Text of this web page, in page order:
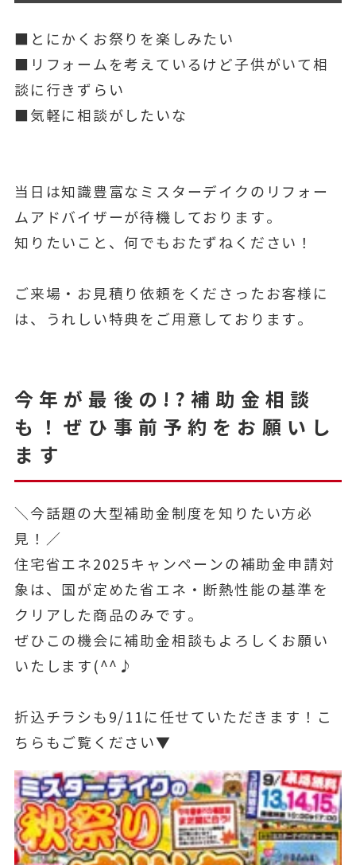
■とにかくお祭りを楽しみたい
■リフォームを考えているけど子供がいて相
談に行きずらい
■気軽に相談がしたいな
当日は知識豊富なミスターデイクのリフォー
ムアドバイザーが待機しております。
知りたいこと、何でもおたずねください！
ご来場・お見積り依頼をくださったお客様に
は、うれしい特典をご用意しております。
今年が最後の!?補助金相談
も！ぜひ事前予約をお願いし
ます
＼今話題の大型補助金制度を知りたい方必
見！／
住宅省エネ2025キャンペーンの補助金申請対
象は、国が定めた省エネ・断熱性能の基準を
クリアした商品のみです。
ぜひこの機会に補助金相談もよろしくお願い
いたします(^^♪
折込チラシも9/11に任せていただきます！こ
ちらもご覧ください▼